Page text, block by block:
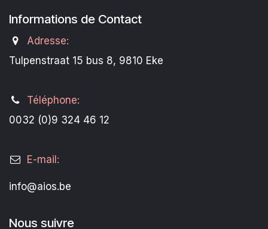
Informations de Contact
Adresse:
Tulpenstraat 15 bus 8, 9810 Eke
Téléphone:
0032 (0)9 324 46 12
E-mail:
info@aios.be
Nous suivre